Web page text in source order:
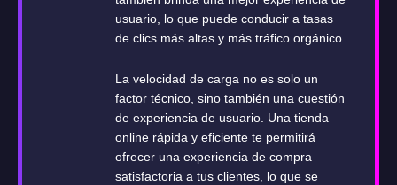
usuario, lo que puede conducir a tasas
de clics más altas y más tráfico orgánico.
La velocidad de carga no es solo un
factor técnico, sino también una cuestión
de experiencia de usuario. Una tienda
online rápida y eficiente te permitirá
ofrecer una experiencia de compra
satisfactoria a tus clientes, lo que se